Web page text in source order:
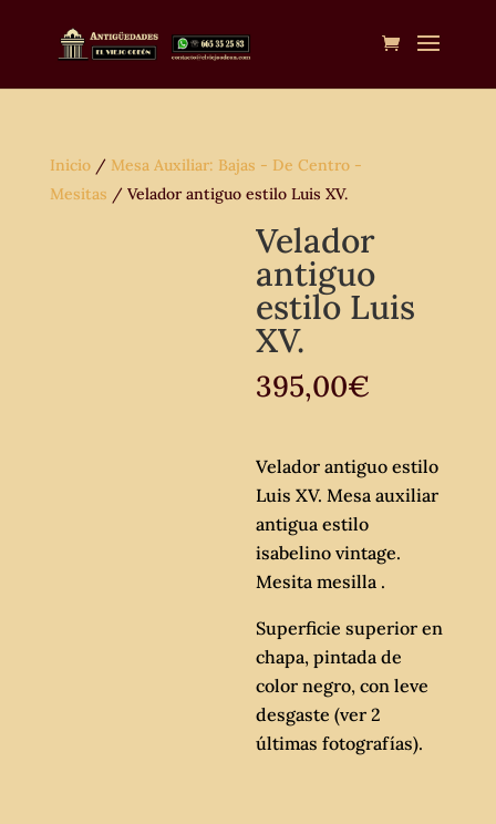
Inicio/ Mesa Auxiliar: Bajas - De Centro -
Mesitas / Velador antiguo estilo Luis XV.
Velador
antiguo
estilo Luis
XV.
395,00€
Velador antiguo estilo
Luis XV. Mesa auxiliar
antigua estilo
isabelino vintage.
Mesita mesilla .
Superficie superior en
chapa, pintada de
color negro, con leve
desgaste (ver 2
últimas fotografías).